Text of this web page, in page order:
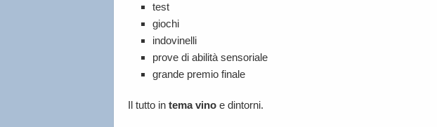
test
giochi
indovinelli
prove di abilità sensoriale
grande premio finale
Il tutto in tema vino e dintorni.